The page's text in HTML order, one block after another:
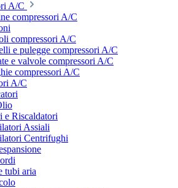
A/C
compressori A/C
compressori A/C
e pulegge compressori A/C
e valvole compressori A/C
compressori A/C
A/C
e Riscaldatori
Assiali
Centrifughi
tubi aria